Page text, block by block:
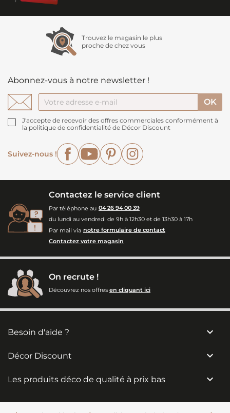
Trouvez le magasin le plus
proche de chez vous
Abonnez-vous à notre newsletter !
J'accepte de recevoir des offres commerciales conformément à
la politique de confidentialité de Décor Discount
Suivez-nous !
FacebookYouTubePinterest
Contactez le service client
Par téléphone au 04 26 94 00 39
du lundi au vendredi de 9h à 12h30 et de 13h30 à 17h
Par mail via notre formulaire de contact
Contactez votre magasin
On recrute !
Découvrez nos offres en cliquant ici
Besoin d'aide ? 
Décor Discount 
Les produits déco de qualité à prix bas 